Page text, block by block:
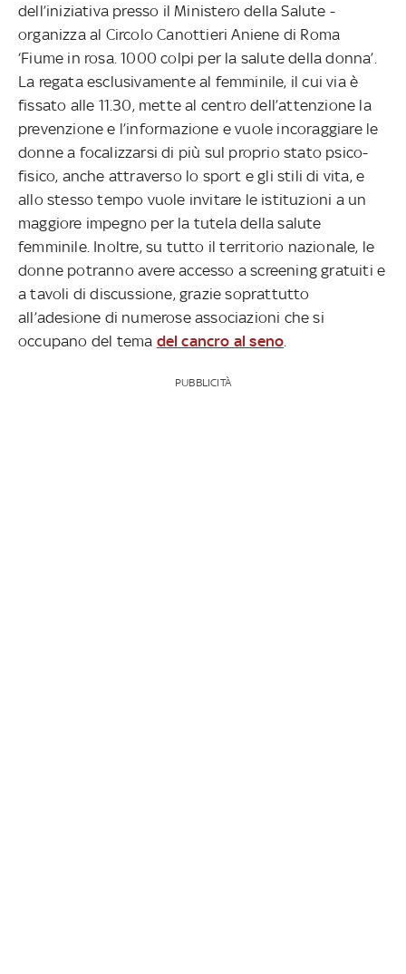
dell’iniziativa presso il Ministero della Salute -
organizza al Circolo Canottieri Aniene di Roma
‘Fiume in rosa. 1000 colpi per la salute della donna’.
La regata esclusivamente al femminile, il cui via è
fissato alle 11.30, mette al centro dell’attenzione la
prevenzione e l’informazione e vuole incoraggiare le
donne a focalizzarsi di più sul proprio stato psico-
fisico, anche attraverso lo sport e gli stili di vita, e
allo stesso tempo vuole invitare le istituzioni a un
maggiore impegno per la tutela della salute
femminile. Inoltre, su tutto il territorio nazionale, le
donne potranno avere accesso a screening gratuiti e
a tavoli di discussione, grazie soprattutto
all’adesione di numerose associazioni che si
occupano del tema del cancro al seno
PUBBLICITÀ